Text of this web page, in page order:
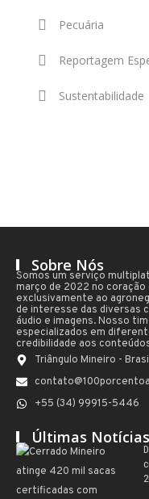
Pecuária
Reportagem
Sustentabilidade
Sobre Nós
Somos um serviço
março de 2022 no coração
exclusivamente ao
de interesse das diversas
áudio e imagens. Nosso
especializados em
credibilidade aos
Triângulo Mineiro -
+55 (34) 99915-5446
Últimas Notícias